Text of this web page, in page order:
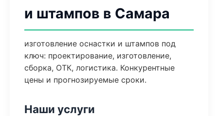
и штампов в Самара
изготовление оснастки и штампов под
ключ: проектирование, изготовление,
сборка, ОТК, логистика. Конкурентные
цены и прогнозируемые сроки.
Наши услуги